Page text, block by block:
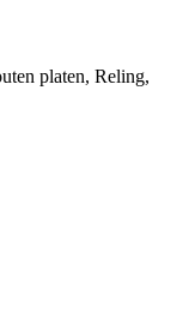
platen, Reling,